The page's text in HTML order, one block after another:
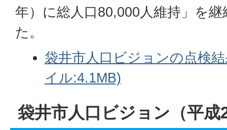
年）に総人口80,000人維持」を
た。
袋井市人口ビジョンの点検
イル:4.1MB)
袋井市人口ビジョン（平成